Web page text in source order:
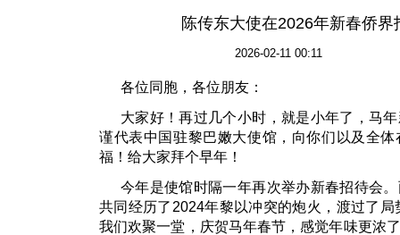
陈传东大使在2026年新春侨界
2026-02-11 00:11
各位同胞，各位朋友：
大家好！再过几个小时，就是小年了，马
谨代表中国驻黎巴嫩大使馆，向你们以及全
福！给大家拜个早年！
今年是使馆时隔一年再次举办新春招待会
共同经历了2024年黎以冲突的炮火，渡过了
我们欢聚一堂，庆贺马年春节，感觉年味更浓